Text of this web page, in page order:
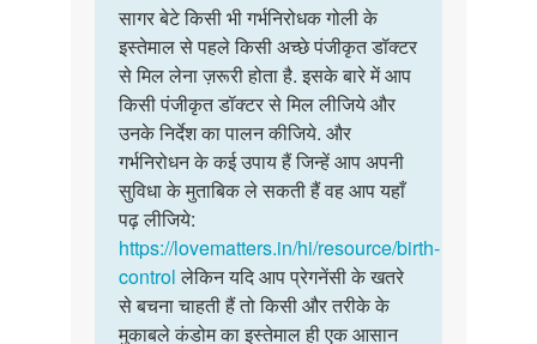
to
गर्भनिरोधक
गोलियों
के
नाम…
by
Sagar
सागर
बेटे
किसी
भी
गर्भनिरोधक…
सागर बेटे किसी भी गर्भनिरोधक गोली के
इस्तेमाल से पहले किसी अच्छे पंजीकृत डॉक्टर
से मिल लेना ज़रूरी होता है. इसके बारे में आप
किसी पंजीकृत डॉक्टर से मिल लीजिये और
उनके निर्देश का पालन कीजिये. और
गर्भनिरोधन के कई उपाय हैं जिन्हें आप अपनी
सुविधा के मुताबिक ले सकती हैं वह आप यहाँ
पढ़ लीजिये:
https://lovematters.in/hi/resource/birth-
controlलेकिन यदि आप प्रेगनेंसी के खतरे
से बचना चाहती हैं तो किसी और तरीके के
मुकाबले कंडोम का इस्तेमाल ही एक आसान